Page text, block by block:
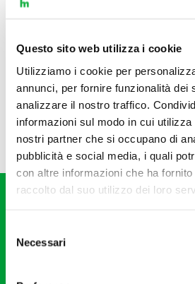
Questo sito web utilizza i cookie
Utilizziamo i cookie per
annunci, per fornire funzionalità dei
analizzare il nostro traffico.
informazioni sul modo in cui
nostri partner che si occupano di
pubblicità e social media, i quali
con altre informazioni che ha
raccolto dal suo utilizzo dei loro
delNecessari